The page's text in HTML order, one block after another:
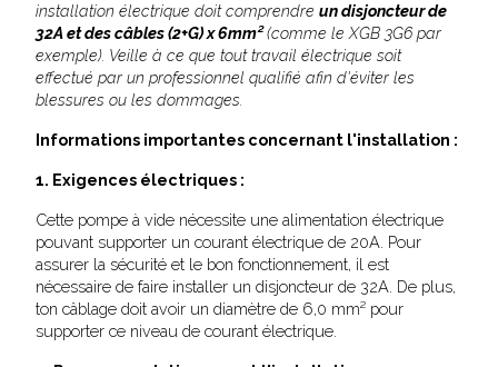
installation électrique doit comprendre un disjoncteur de
32A et des câbles (2+G) x 6mm²(comme le XGB 3G6 par
exemple). Veille à ce que tout travail électrique soit
effectué par un professionnel qualifié afin d'éviter les
blessures ou les dommages.
Informations importantes concernant l'installation :
1. Exigences électriques :
Cette pompe à vide nécessite une alimentation électrique
pouvant supporter un courant électrique de 20A. Pour
assurer la sécurité et le bon fonctionnement, il est
nécessaire de faire installer un disjoncteur de 32A. De plus,
ton câblage doit avoir un diamètre de 6,0 mm² pour
supporter ce niveau de courant électrique.